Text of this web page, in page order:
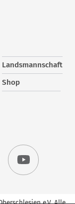
Landsmannschaft
Shop